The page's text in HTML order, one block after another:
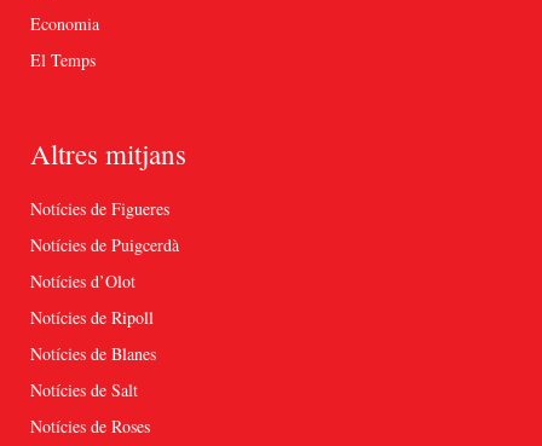
Economia
El Temps
Altres mitjans
Notícies de Figueres
Notícies de Puigcerdà
Notícies d’Olot
Notícies de Ripoll
Notícies de Blanes
Notícies de Salt
Notícies de Roses